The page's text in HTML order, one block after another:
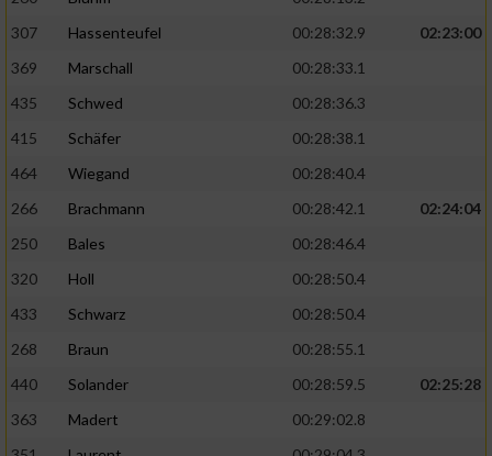
307
Hassenteufel 00:28:32.9
02:23:00
369
Marschall
00:28:33.1
435
Schwed
00:28:36.3
415
Schäfer
00:28:38.1
464
Wiegand
00:28:40.4
266
Brachmann 00:28:42.1
02:24:04
250
Bales
00:28:46.4
320
Holl
00:28:50.4
433
Schwarz
00:28:50.4
268
Braun
00:28:55.1
440
Solander 00:28:59.5
02:25:28
363
Madert
00:29:02.8